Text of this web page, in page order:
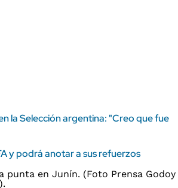
la Selección argentina: "Creo que fue
y podrá anotar a sus refuerzos